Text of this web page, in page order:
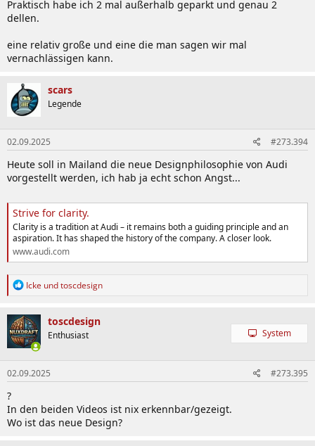
Praktisch habe ich 2 mal außerhalb geparkt und genau 2
dellen.
eine relativ große und eine die man sagen wir mal
vernachlässigen kann.
scars
Legende
02.09.2025 #273.394
Heute soll in Mailand die neue Designphilosophie von Audi
vorgestellt werden, ich hab ja echt schon Angst...
Strive for clarity.
Clarity is a tradition at Audi – it remains both a guiding principle and an
aspiration. It has shaped the history of the company. A closer look.
www.audi.com
R
k
t
i
o
n
e
n
Icke undtoscdesign
toscdesign
Enthusiast System
02.09.2025 #273.395
?
In den beiden Videos ist nix erkennbar/gezeigt.
Wo ist das neue Design?